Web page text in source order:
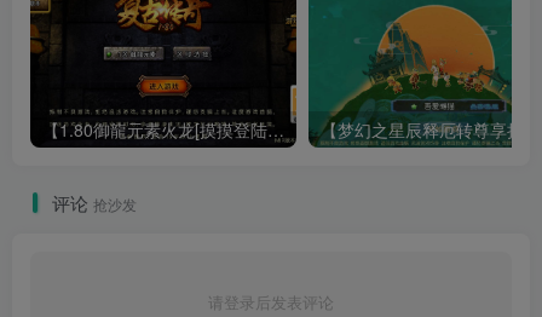
【1.80御龍元素火龙[摸摸登陆器]】战神引擎WIN服务端+GM工具+充值后台+双端+架设教程
评论 抢沙发
请登录后发表评论